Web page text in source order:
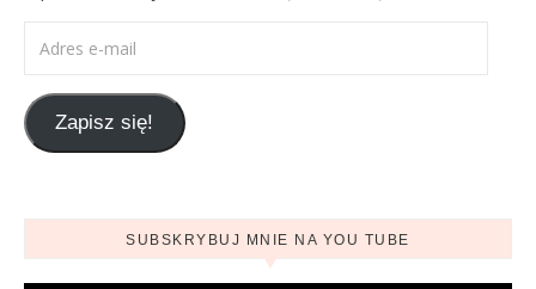
Zapisz się!
SUBSKRYBUJ MNIE NA YOU TUBE